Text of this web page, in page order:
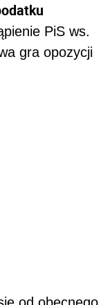
PiS ws.
gra opozycji